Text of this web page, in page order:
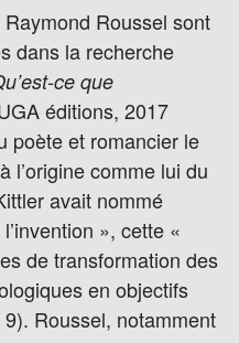
Roussel sont
dans la recherche
ce que
éditions, 2017
poète et romancier le
l’origine comme lui du
avait nommé
», cette «
de transformation des
en objectifs
Roussel, notamment